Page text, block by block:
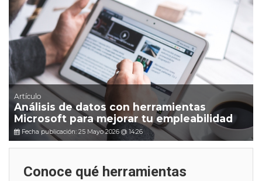
Artículo
Análisis de datos con herramientas
Microsoft para mejorar tu empleabilidad
Fecha publicación: 25 Mayo 2026 @ 14:26
Conoce qué herramientas